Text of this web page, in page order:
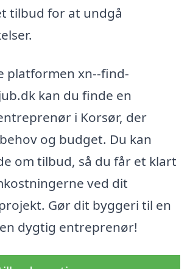
tilbud for at undgå
platformen xn--find-
kan du finde en
i Korsør, der
og budget. Du kan
om tilbud, så du får et klart
ved dit
Gør dit byggeri til en
dygtig entreprenør!